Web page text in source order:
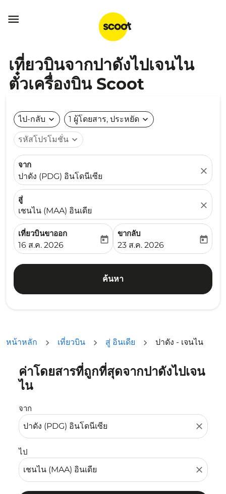

เที่ยวบินจากปาดังไปเจนไน
ตั๋วเครื่องบิน Scoot
ไป-กลับ expand_more 1 ผู้โดยสาร, ประหยัด expand_more
รหัสโปรโมชั่น expand_more
จาก
ปาดัง (PDG) อินโดนีเซีย
close
สู่
เชนไน (MAA) อินเดีย
close
เที่ยวบินขาออก
fc-booking-departure-date-aria-label
16 ส.ค. 2026
today
ขากลับ
fc-booking-return-date-
23 ส.ค. 2026
today
ค้นหา
หน้าหลัก เที่ยวบิน สู่ อินเดีย ปาดัง - เจนไน
ค่าโดยสารที่ถูกที่สุดจากปาดังไปเจน
ไน
จาก
close
ไป
close
ลองอัปเดตเส้นทางของคุณ (ต้นทางและ/หรือปลายทาง) หรื